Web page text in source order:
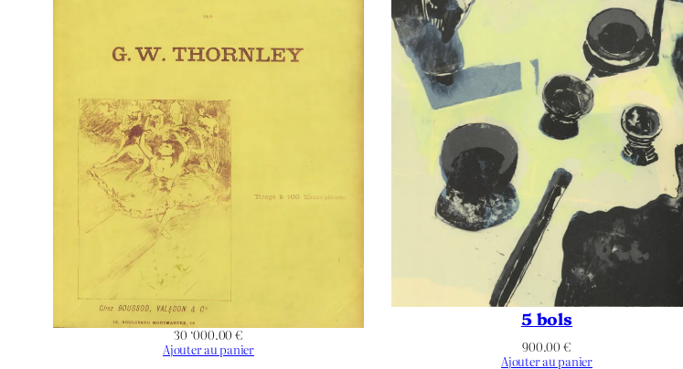
Support | Papier –
Hauteur de l’oeuvre (mm)
Largeur de l’oeuvre (mm) 360
Hauteur du Support | Papier (mm) –
Paysage
30 ‘000.00 €
Ajouter au panier
5 bols
900.00 €
Ajouter au panier